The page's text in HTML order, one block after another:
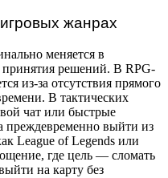
жанрах
меняется в
принятия решений. В RPG-
из-за отсутствия прямого
В тактических
чат или быстрые
преждевременно выйти из
League of Legends или
где цель — сломать
на карту без